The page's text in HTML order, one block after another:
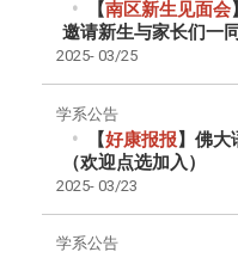
【南区新生见面会
邀请新生与家长们一
2025- 03/25
学系公告
【好康报报】佛大
（欢迎点选加入）
2025- 03/23
学系公告